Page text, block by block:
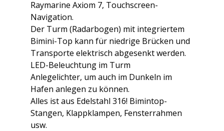
Raymarine Axiom 7, Touchscreen-
Navigation.
Der Turm (Radarbogen) mit integriertem
Bimini-Top kann für niedrige Brücken und
Transporte elektrisch abgesenkt werden.
LED-Beleuchtung im Turm
Anlegelichter, um auch im Dunkeln im
Hafen anlegen zu können.
Alles ist aus Edelstahl 316! Bimintop-
Stangen, Klappklampen, Fensterrahmen
usw.